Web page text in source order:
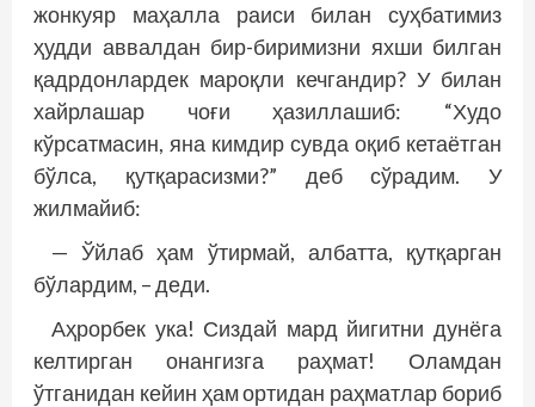
жонкуяр маҳалла раиси билан суҳбатимиз
ҳудди аввалдан бир-биримизни яхши билган
қадрдонлардек мароқли кечгандир? У билан
хайрлашар чоғи ҳазиллашиб: “Худо
кўрсатмасин, яна кимдир сувда оқиб кетаётган
бўлса, қутқарасизми?” деб сўрадим. У
жилмайиб:
— Ўйлаб ҳам ўтирмай, албатта, қутқарган
бўлардим, – деди.
Аҳрорбек ука! Сиздай мард йигитни дунёга
келтирган онангизга раҳмат! Оламдан
ўтганидан кейин ҳам ортидан раҳматлар бориб